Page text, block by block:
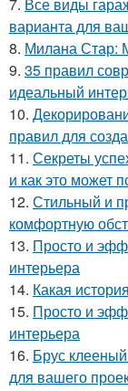
7. Все виды
варианта для
8. Милана Стар:
9. 35 правил
идеальный
10.
правил для
11. Секреты
и как это может
12. Стильный и
комфортную
13. Просто и
интерьера
14. Какая
15. Просто и
интерьера
16. Брус
для вашего